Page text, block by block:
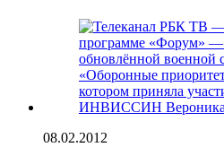
08.02.2012